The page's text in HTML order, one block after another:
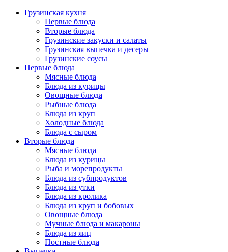
Грузинская кухня
Первые блюда
Вторые блюда
Грузинские закуски и салаты
Грузинская выпечка и десеры
Грузинские соусы
Первые блюда
Мясные блюда
Блюда из курицы
Овощные блюда
Рыбные блюда
Блюда из круп
Холодные блюда
Блюда с сыром
Вторые блюда
Мясные блюда
Блюда из курицы
Рыба и морепродукты
Блюда из субпродуктов
Блюда из утки
Блюда из кролика
Блюда из круп и бобовых
Овощные блюда
Мучные блюда и макароны
Блюда из яиц
Постные блюда